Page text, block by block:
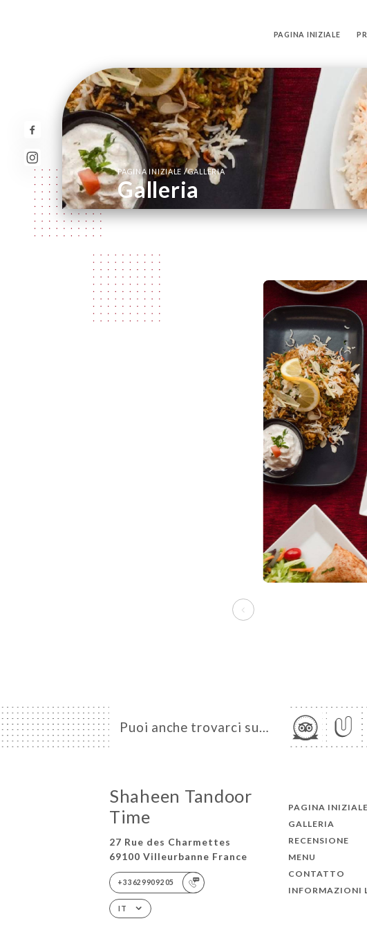
PAGINA INIZIALE
PAGINA INIZIALE /GALLERIA
Galleria
Puoi anche trovarci su…
Shaheen Tandoor
Time
27 Rue des Charmettes
69100 Villeurbanne France
+33629909205
IT
PAGINA INIZIALE
GALLERIA
RECENSIONE
MENU
CONTATTO
INFORMAZIONI